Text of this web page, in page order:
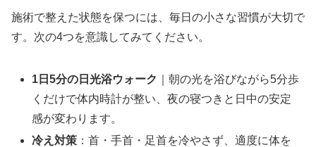
施術で整えた状態を保つには、毎日の小さな習慣が大切で
す。次の4つを意識してみてください。
1日5分の日光浴ウォーク
｜朝の光を浴びながら5分歩
くだけで体内時計が整い、夜の寝つきと日中の安定
感が変わります。
冷え対策 ：首・手首・足首を冷やさず、適度に体を